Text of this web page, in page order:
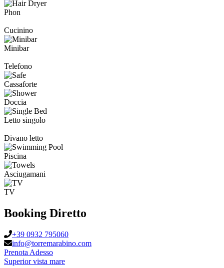
Phon
Cucinino
Minibar
Telefono
Cassaforte
Doccia
Letto singolo
Divano letto
Piscina
Asciugamani
TV
Booking Diretto
+39 0932 795060
info@torremarabino.com
Prenota Adesso
Superior vista mare